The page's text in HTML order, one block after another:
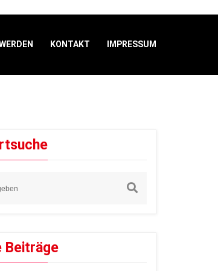
KONTAKT IMPRESSUM
Beiträge